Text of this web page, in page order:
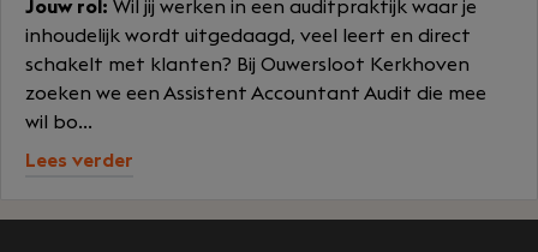
Jouw rol: Wil jij werken in een auditpraktijk waar je
inhoudelijk wordt uitgedaagd, veel leert en direct
schakelt met klanten? Bij Ouwersloot Kerkhoven
zoeken we een Assistent Accountant Audit die mee
wil bo...
Lees verder